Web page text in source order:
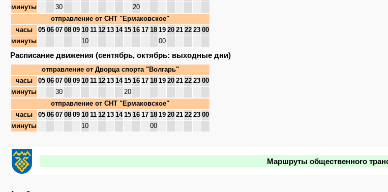
минуты
30
20
отправление от СНТ "Ермаковское"
часы
05 06 07 08 09 10 11 12 13 14 15 16 17 18 19 20 21 22 23 00
минуты
10 00
Расписание движения (сентябрь, октябрь: выходные дни)
отправление от Дворца спорта "Волгарь"
часы
05 06 07 08 09 10 11 12 13 14 15 16 17 18 19 20 21 22 23 00
минуты
30
20
отправление от СНТ "Ермаковское"
часы
05 06 07 08 09 10 11 12 13 14 15 16 17 18 19 20 21 22 23 00
минуты
10 00
Маршруты общественного